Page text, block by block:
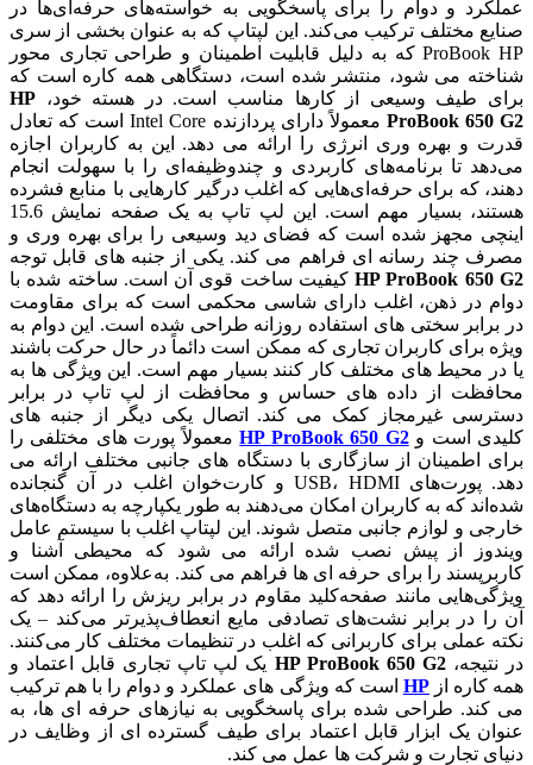
عملکرد و دوام را برای پاسخگویی به خواسته‌های حرفه‌ای‌ها در
صنایع مختلف ترکیب می‌کند. این لپتاپ که به عنوان بخشی از سری
ProBook HP که به دلیل قابلیت اطمینان و طراحی تجاری محور
شناخته می شود، منتشر شده است، دستگاهی همه کاره است که
برای طیف وسیعی از کارها مناسب است. در هسته خود، HP
ProBook 650 G2
معمولاً دارای پردازنده Intel Core است که تعادل
قدرت و بهره وری انرژی را ارائه می دهد. این به کاربران اجازه
می‌دهد تا برنامه‌های کاربردی و چندوظیفه‌ای را با سهولت انجام
دهند، که برای حرفه‌ای‌هایی که اغلب درگیر کارهایی با منابع فشرده
هستند، بسیار مهم است. این لپ تاپ به یک صفحه نمایش 15.6
اینچی مجهز شده است که فضای دید وسیعی را برای بهره وری و
مصرف چند رسانه ای فراهم می کند. یکی از جنبه های قابل توجه
HP ProBook 650 G2کیفیت ساخت قوی آن است. ساخته شده با
دوام در ذهن، اغلب دارای شاسی محکمی است که برای مقاومت
در برابر سختی های استفاده روزانه طراحی شده است. این دوام به
ویژه برای کاربران تجاری که ممکن است دائماً در حال حرکت باشند
یا در محیط های مختلف کار کنند بسیار مهم است. این ویژگی ها به
محافظت از داده های حساس و محافظت از لپ تاپ در برابر
دسترسی غیرمجاز کمک می کند. اتصال یکی دیگر از جنبه های
کلیدی است و
HP ProBook650 G2
معمولاً پورت های مختلفی را
برای اطمینان از سازگاری با دستگاه های جانبی مختلف ارائه می
دهد. پورت‌های USB، HDMI و کارت‌خوان اغلب در آن گنجانده
شده‌اند که به کاربران امکان می‌دهند به طور یکپارچه به دستگاه‌های
خارجی و لوازم جانبی متصل شوند. این لپتاپ اغلب با سیستم عامل
ویندوز از پیش نصب شده ارائه می شود که محیطی آشنا و
کاربرپسند را برای حرفه ای ها فراهم می کند. به‌علاوه، ممکن است
ویژگی‌هایی مانند صفحه‌کلید مقاوم در برابر ریزش را ارائه دهد که
آن را در برابر نشت‌های تصادفی مایع انعطاف‌پذیرتر می‌کند – یک
نکته عملی برای کاربرانی که اغلب در تنظیمات مختلف کار می‌کنند.
در نتیجه،HP ProBook 650 G2 یک لپ تاپ تجاری قابل اعتماد و
همه کاره ازHP است که ویژگی های عملکرد و دوام را با هم ترکیب
می کند. طراحی شده برای پاسخگویی به نیازهای حرفه ای ها، به
عنوان یک ابزار قابل اعتماد برای طیف گسترده ای از وظایف در
دنیای تجارت و شرکت ها عمل می کند.